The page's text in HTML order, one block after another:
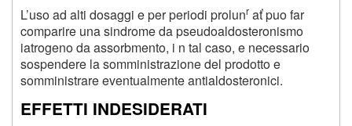
L’uso ad alti dosaggi e per periodi prolunr ať puo far
comparire una sindrome da pseudoaldosteronismo
iatrogeno da assorbmento, i n tal caso, e necessario
sospendere la somministrazione del prodotto e
somministrare eventualmente antialdosteronici.
EFFETTI INDESIDERATI